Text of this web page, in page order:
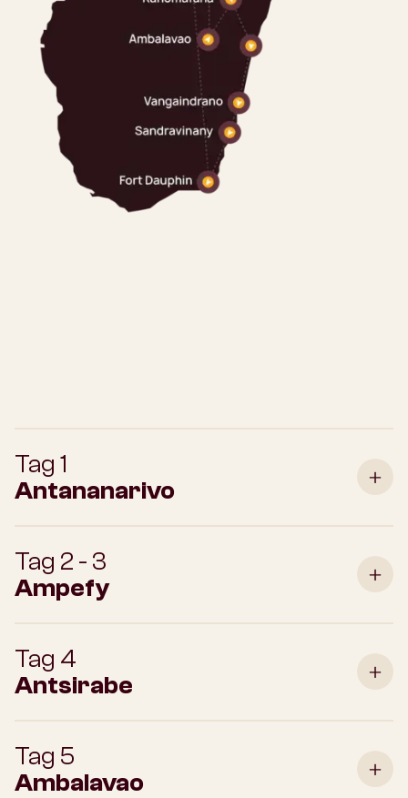
Tag 1
Antananarivo
Tag 2 - 3
Ampefy
Tag 4
Antsirabe
Tag 5
Ambalavao